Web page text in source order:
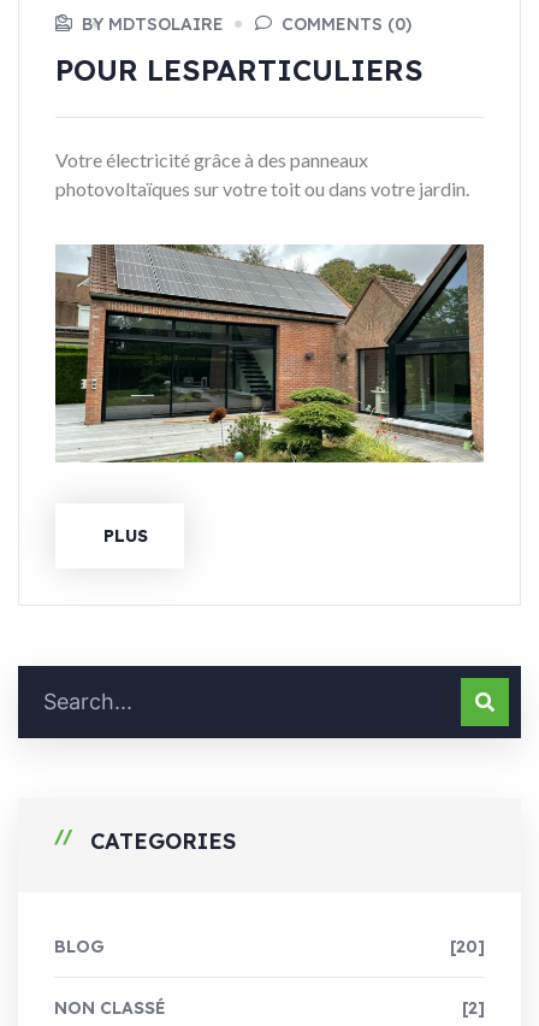
BY MDTSOLAIRE COMMENTS (0)
POUR LESPARTICULIERS
Votre électricité grâce à des panneaux
photovoltaïques sur votre toit ou dans votre jardin.
PLUS
CATEGORIES
BLOG [20]
NON CLASSÉ [2]